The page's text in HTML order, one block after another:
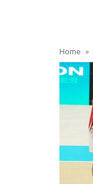
Home